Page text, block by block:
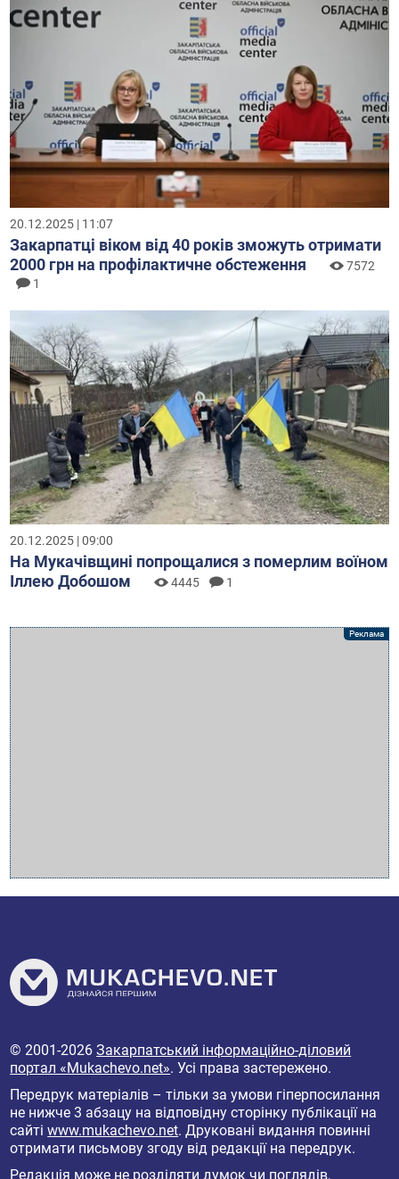
20.12.2025 | 11:07
Закарпатці віком від 40 років зможуть отримати
2000 грн на профілактичне обстеження
7572
1
20.12.2025 | 09:00
На Мукачівщині попрощалися з померлим воїном
Іллею Добошом
4445 1
© 2001-2026Закарпатський інформаційно-діловий
портал «Mukachevo.net». Усі права застережено.
Передрук матеріалів – тільки за умови гіперпосилання
не нижче 3 абзацу на відповідну сторінку публікації на
сайтіwww.mukachevo.net. Друковані видання повинні
отримати письмову згоду від редакції на передрук.
Редакція може не розділяти думок чи поглядів,